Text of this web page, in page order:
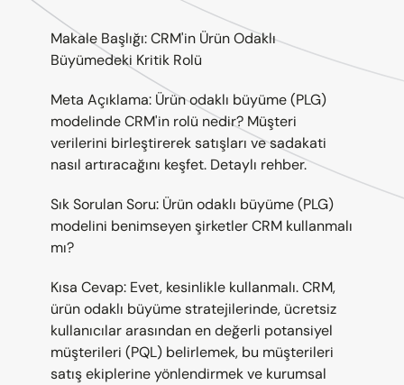
Makale Başlığı: CRM'in Ürün Odaklı
Büyümedeki Kritik Rolü
Meta Açıklama: Ürün odaklı büyüme (PLG)
modelinde CRM'in rolü nedir? Müşteri
verilerini birleştirerek satışları ve sadakati
nasıl artıracağını keşfet. Detaylı rehber.
Sık Sorulan Soru: Ürün odaklı büyüme (PLG)
modelini benimseyen şirketler CRM kullanmalı
mı?
Kısa Cevap: Evet, kesinlikle kullanmalı. CRM,
ürün odaklı büyüme stratejilerinde, ücretsiz
kullanıcılar arasından en değerli potansiyel
müşterileri (PQL) belirlemek, bu müşterileri
satış ekiplerine yönlendirmek ve kurumsal